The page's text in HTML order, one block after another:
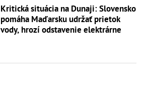
Kritická situácia na Dunaji: Slovensko
pomáha Maďarsku udržať prietok
vody, hrozí odstavenie elektrárne